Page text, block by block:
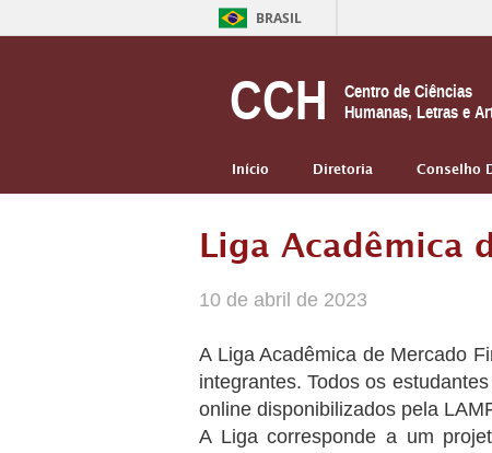
BRASIL
CCH
Centro de Ciências
Humanas, Letras e
Início Diretoria Conselho
Liga Acadêmica
10 de abril de 2023
A Liga Acadêmica de Mercado
integrantes. Todos os
online disponibilizados pela
A Liga corresponde a um